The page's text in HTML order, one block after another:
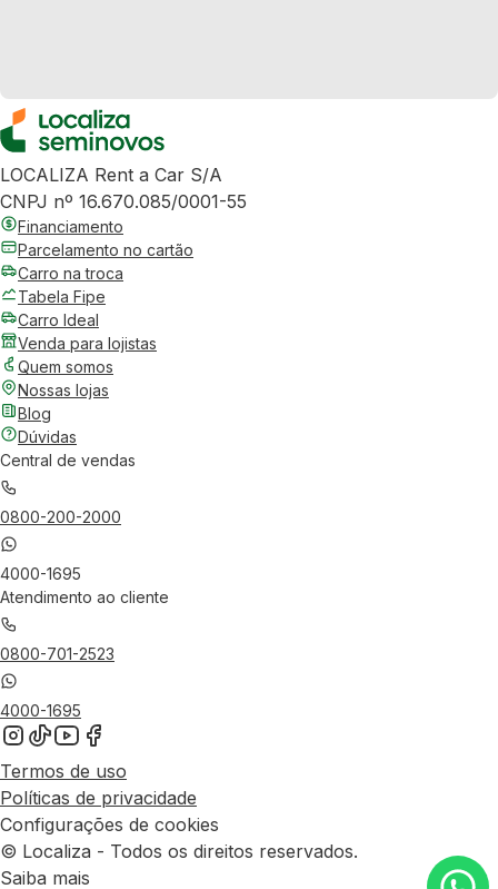
LOCALIZA Rent a Car S/A
CNPJ nº 16.670.085/0001-55
Financiamento
Parcelamento no cartão
Carro na troca
Tabela Fipe
Carro Ideal
Venda para lojistas
Quem somos
Nossas lojas
Blog
Dúvidas
Central de vendas
0800-200-2000
4000-1695
Atendimento ao cliente
0800-701-2523
4000-1695
Termos de uso
Políticas de privacidade
Configurações de cookies
© Localiza - Todos os direitos reservados.
Saiba mais